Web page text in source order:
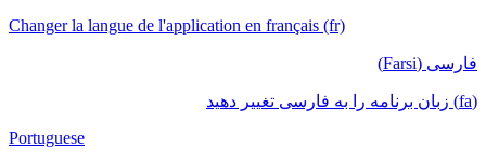
Changer la langue de l'application en français (fr)
فارسی (Farsi)
(fa) زبان برنامه را به فارسی تغییر دهید
Portuguese